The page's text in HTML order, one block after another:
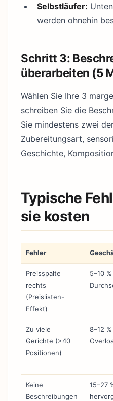
Selbstläufer:
werden ohnehin
Schritt 3:
überarbeiten (5
Wählen Sie Ihre 3
schreiben Sie die
Sie mindestens zwei
Zubereitungsart,
Geschichte,
Typische
sie kosten
Fehler
Preisspalte
rechts
(Preislisten-
Effekt)
5–10
Zu viele
Gerichte (>40
Positionen)
8–12
Keine
Beschreibungen
15–27